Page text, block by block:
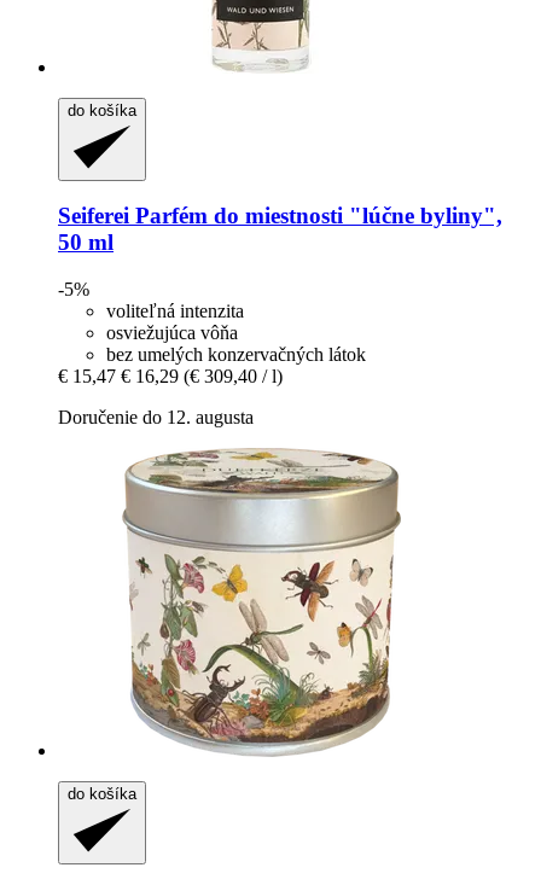
do košíka
Seiferei Parfém do miestnosti "lúčne byliny",
50 ml
-5%
voliteľná intenzita
osviežujúca vôňa
bez umelých konzervačných látok
€ 15,47 € 16,29 (€ 309,40 / l)
Doručenie do 12. augusta
do košíka